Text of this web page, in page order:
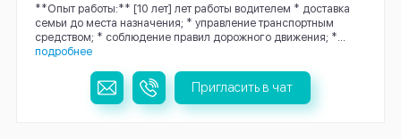
**Опыт работы:** [10 лет] лет работы водителем * доставка
семьи до места назначения; * управление транспортным
средством; * соблюдение правил дорожного движения; *...
подробнее
Пригласить в чат